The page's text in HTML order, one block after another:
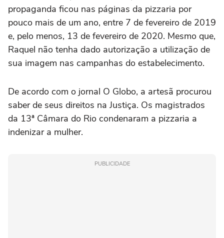
propaganda ficou nas páginas da pizzaria por
pouco mais de um ano, entre 7 de fevereiro de 2019
e, pelo menos, 13 de fevereiro de 2020. Mesmo que,
Raquel não tenha dado autorização a utilização de
sua imagem nas campanhas do estabelecimento.
De acordo com o jornal O Globo, a artesã procurou
saber de seus direitos na Justiça. Os magistrados
da 13ª Câmara do Rio condenaram a pizzaria a
indenizar a mulher.
PUBLICIDADE